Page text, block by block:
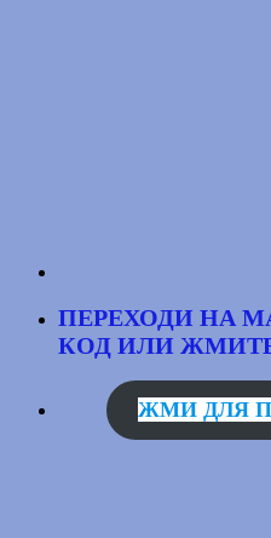
ПЕРЕХОДИ НА
КОД ИЛИ
ЖМИ ДЛЯ